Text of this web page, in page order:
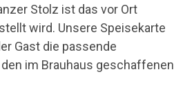
Stolz ist das vor Ort
wird. Unsere Speisekarte
Gast die passende
im Brauhaus geschaffenen